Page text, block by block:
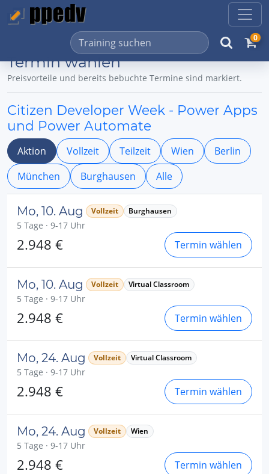
0
Termin wählen
Preisvorteile und bereits bebuchte Termine sind markiert.
Citizen Developer Week - Power Apps
und Power Automate
Aktion Vollzeit Teilzeit Wien
Berlin
München
Burghausen Alle
Mo, 10. Aug Vollzeit Burghausen
5 Tage · 9-17 Uhr
2.948 € Termin wählen
Mo, 10. Aug Vollzeit Virtual Classroom
5 Tage · 9-17 Uhr
2.948 € Termin wählen
Mo, 24. Aug Vollzeit Virtual Classroom
5 Tage · 9-17 Uhr
2.948 € Termin wählen
Mo, 24. Aug Vollzeit Wien
5 Tage · 9-17 Uhr
2.948 € Termin wählen